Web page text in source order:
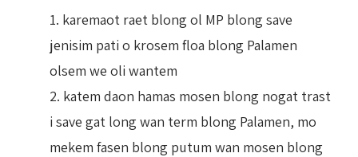
1. karemaot raet blong ol MP blong save
jenisim pati o krosem floa blong Palamen
olsem we oli wantem
2. katem daon hamas mosen blong nogat trast
i save gat long wan term blong Palamen, mo
mekem fasen blong putum wan mosen blong